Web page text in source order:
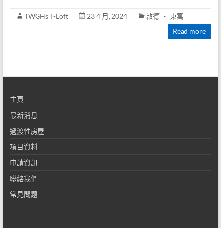
TWGHs T-Loft 23 4 月, 2024
啟德 ‧ 東寓
Read more
主頁
最新消息
過渡性房屋
項目資料
申請資訊
聯絡我們
常見問題